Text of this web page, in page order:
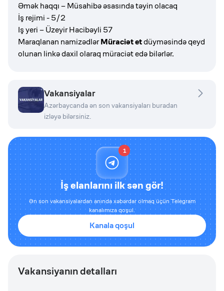
Əmək haqqı – Müsahibə əsasında təyin olacaq
İş rejimi - 5/2
Iş yeri – Üzeyir Hacibəyli 57
Maraqlanan namizədlərMüraciət etdüyməsində qeyd
olunan linkə daxil olaraq müraciət edə bilərlər.
Vakansiyalar
Azərbaycanda ən son vakansiyaları buradan
izləyə bilərsiniz.
1
İş elanlarını ilk sən gör!
Ən son vakansiyalardan anında xəbərdar olmaq üçün Telegram
kanalımıza qoşul.
Kanala qoşul
Vakansiyanın detalları